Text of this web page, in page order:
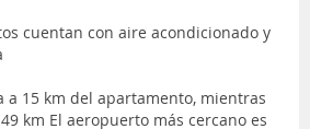
cuentan con aire acondicionado y
a 15 km del apartamento, mientras
km El aeropuerto más cercano es